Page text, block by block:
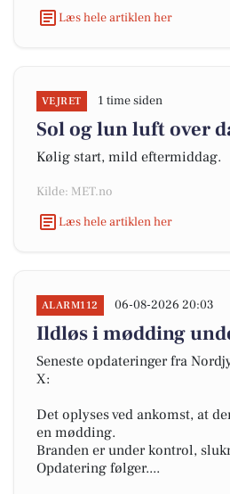
Læs hele artiklen her
VEJRET 1 time siden
Sol og lun luft over
Kølig start, mild eftermiddag.
Kilde: MET.no
Læs hele artiklen her
ALARM112 06-08-2026 20:03
Ildløs i mødding
Seneste opdateringer fra
X:
Det oplyses ved ankomst, at
en mødding.
Branden er under kontrol,
Opdatering følger....